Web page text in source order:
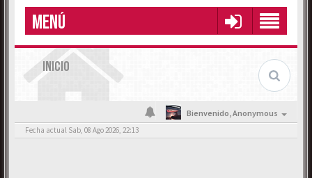
MENÚ
INICIO
Bienvenido,Anonymous
Fecha actual Sab, 08 Ago 2026, 22:13